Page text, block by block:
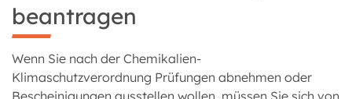
beantragen
Wenn Sie nach der Chemikalien-
Klimaschutzverordnung Prüfungen abnehmen oder
Bescheinigungen ausstellen wollen, müssen Sie sich von